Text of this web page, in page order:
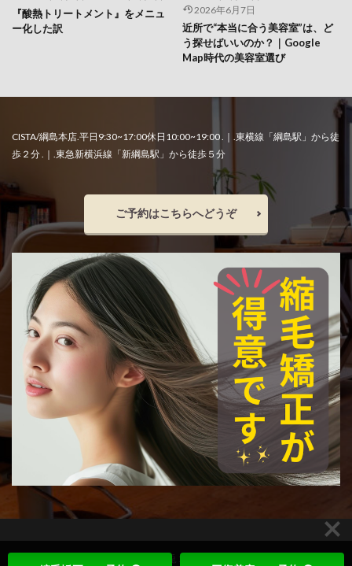
『酸熱トリートメント』をメニュ
ー化した訳
2026年6月7日
近所で“本当に合う美容室”は、ど
う探せばいいのか？｜Google
Map時代の美容室選び
CISTA/綱島本店.平日9:30~17:00休日10:00~19:00 .｜.東横線「綱島駅」から徒
歩２分 .｜.東急新横浜線「新綱島駅」から徒歩５分
ご予約はこちらへどうぞ
【CISTA ∥ シスタ】 produced by +兎コーポレーション© Copyright 2020